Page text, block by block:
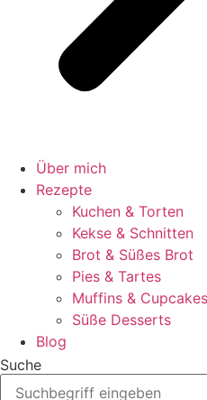
Über mich
Rezepte
Kuchen & Torten
Kekse & Schnitten
Brot & Süßes Brot
Pies & Tartes
Muffins & Cupcakes
Süße Desserts
Blog
Suche